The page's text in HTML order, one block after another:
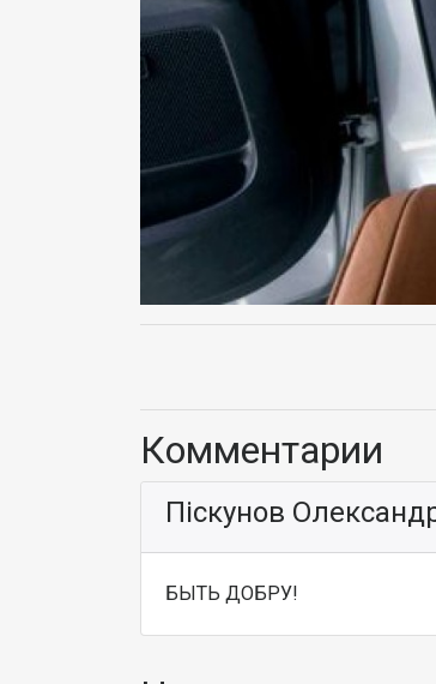
Комментарии
Піскунов
БЫТЬ ДОБРУ!